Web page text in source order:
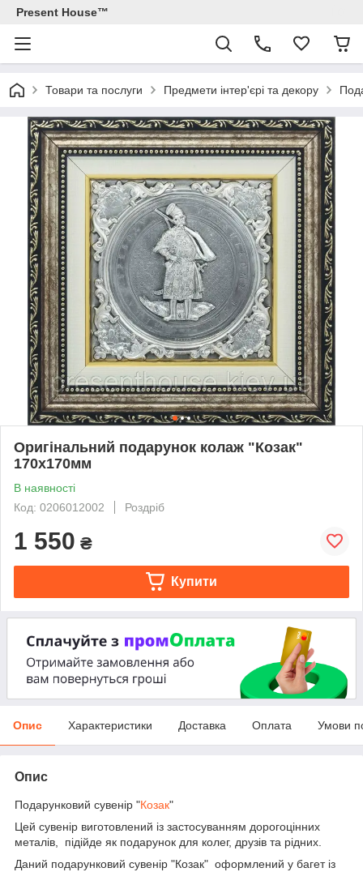
Present House™
Товари та послуги Предмети інтер'єрі та декору
Оригінальний подарунок колаж "Козак"
170x170мм
В наявності
Код: 0206012002
Роздріб
1 550 ₴
Купити
Опис Характеристики Доставка Оплата Умови
Опис
Подарунковий сувенір "Козак"
Цей сувенір виготовлений із застосуванням дорогоцінних
металів, підійде як подарунок для колег, друзів та рідних.
Даний подарунковий сувенір "Козак" оформлений у багет із